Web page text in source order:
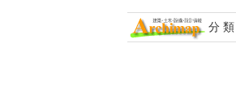
分 類